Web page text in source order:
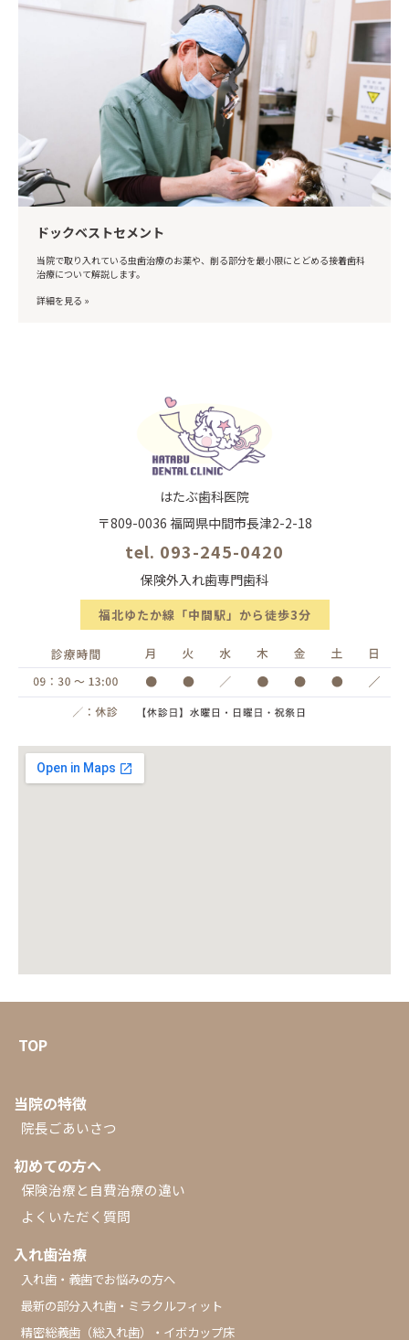
ドックベストセメント
当院で取り入れている虫歯治療のお薬や、削る部分を最小限にとどめる接着歯科
治療について解説します。
詳細を見る »
はたぶ歯科医院
〒809-0036 福岡県中間市長津2-2-18
tel. 093-245-0420
保険外入れ歯専門歯科
福北ゆたか線「中間駅」から徒歩3分
TOP
当院の特徴
院長ごあいさつ
初めての方へ
保険治療と自費治療の違い
よくいただく質問
入れ歯治療
入れ歯・義歯でお悩みの方へ
最新の部分入れ歯・ミラクルフィット
精密総義歯（総入れ歯）・イボカップ床